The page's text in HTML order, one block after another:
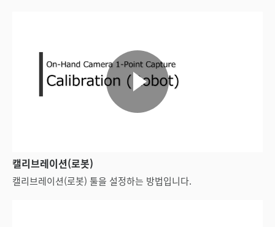
캘리브레이션(로봇)
캘리브레이션(로봇) 툴을 설정하는 방법입니다.